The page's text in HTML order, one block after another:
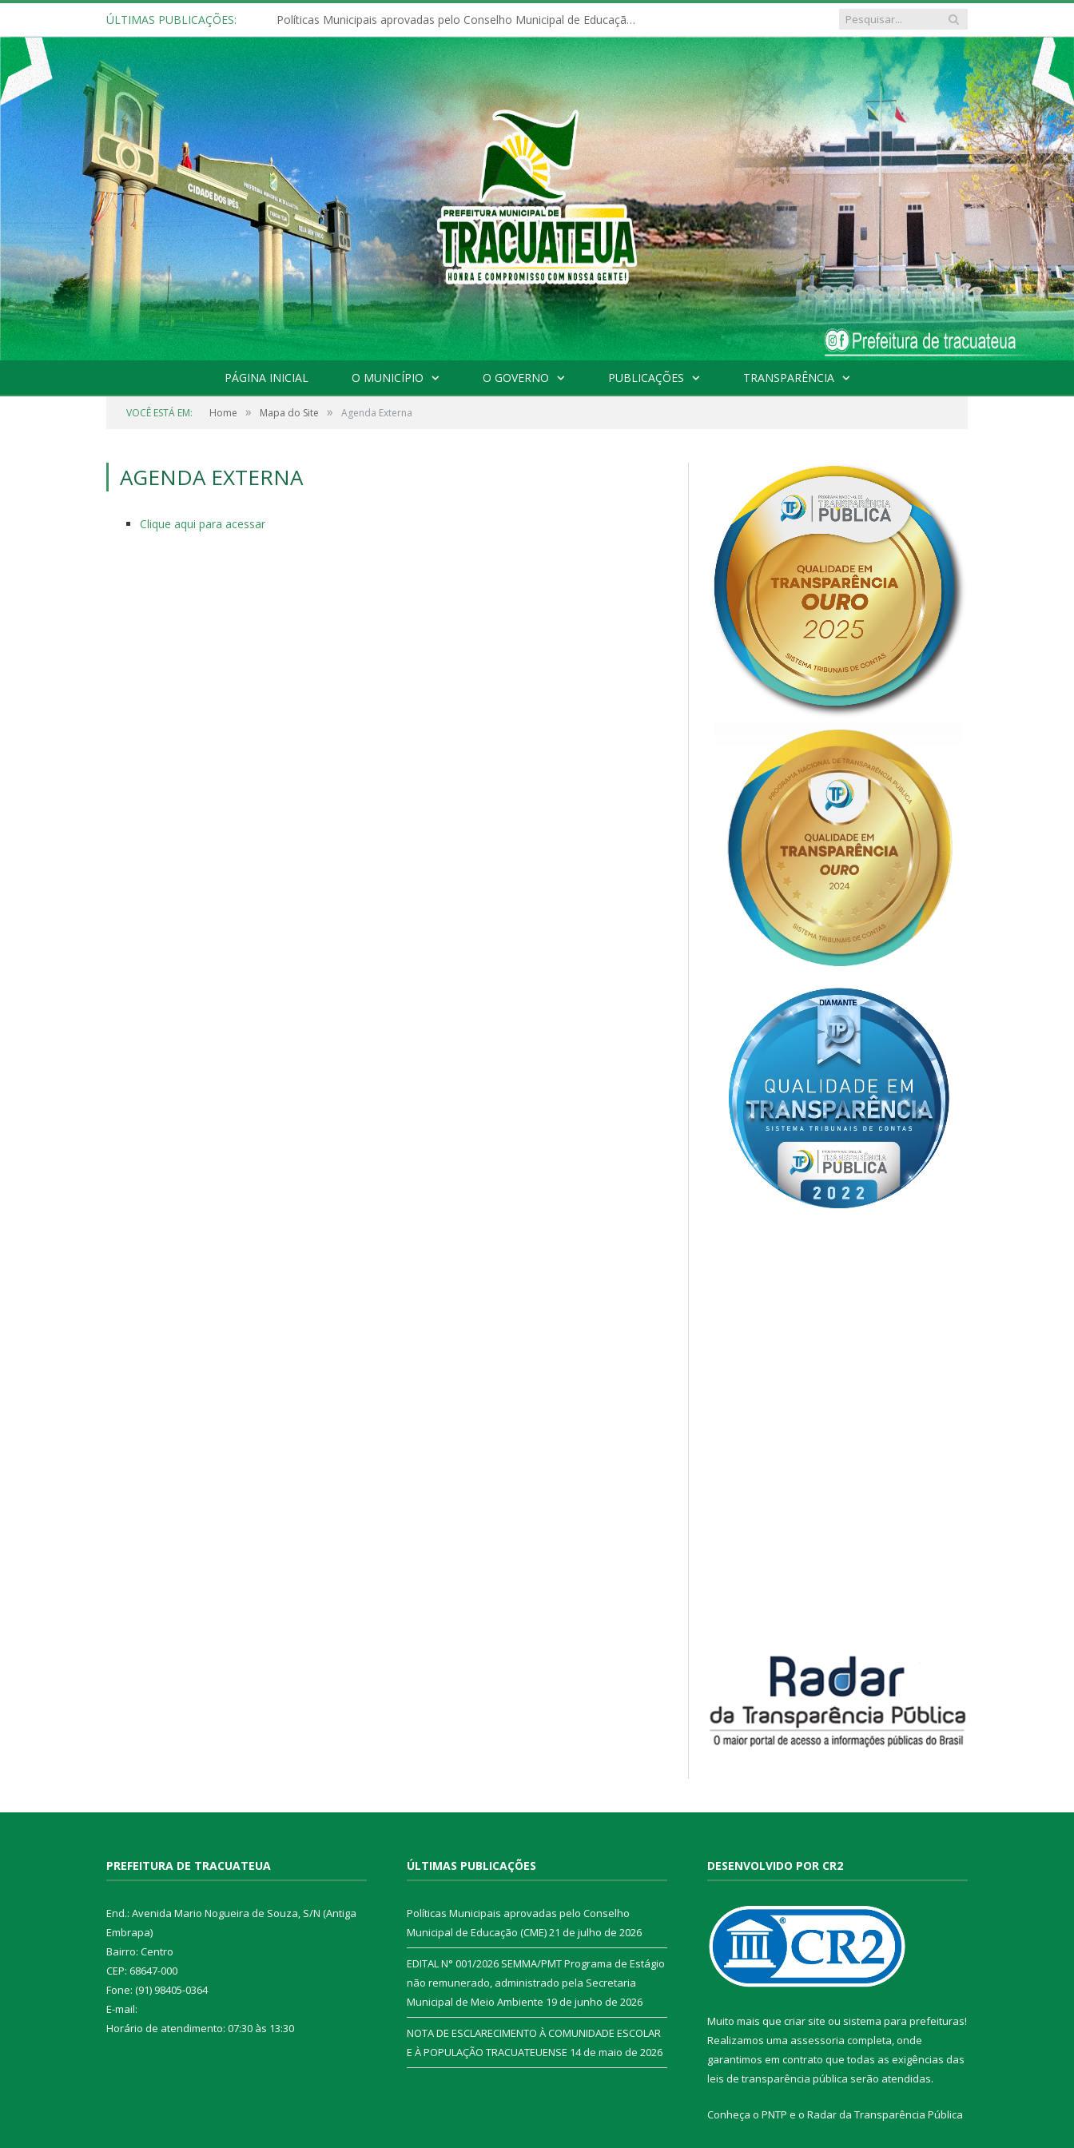
ÚLTIMAS PUBLICAÇÕES: Políticas Municipais aprovadas pelo Conselho Municipal de Educação (CME)
PÁGINA INICIAL O MUNICÍPIO O GOVERNO PUBLICAÇÕES TRANSPARÊNCIA
VOCÊ ESTÁ EM: Home » Mapa do Site » Agenda Externa
AGENDA EXTERNA
Clique aqui para acessar
PREFEITURA DE TRACUATEUA
End.: Avenida Mario Nogueira de Souza, S/N (Antiga
Embrapa)
Bairro: Centro
CEP: 68647-000
Fone: (91) 98405-0364
E-mail:
Horário de atendimento: 07:30 às 13:30
ÚLTIMAS PUBLICAÇÕES
Políticas Municipais aprovadas pelo Conselho
Municipal de Educação (CME)21 de julho de 2026
EDITAL N° 001/2026 SEMMA/PMT Programa de Estágio
não remunerado, administrado pela Secretaria
Municipal de Meio Ambiente 19 de junho de 2026
NOTA DE ESCLARECIMENTO À COMUNIDADE ESCOLAR
E À POPULAÇÃO TRACUATEUENSE 14 de maio de 2026
DESENVOLVIDO POR CR2
Muito mais que criar site ou sistema para prefeituras!
Realizamos uma assessoria completa, onde
garantimos em contrato que todas as exigências das
leis de transparência pública serão atendidas.
Conheça o PNTP e o Radar da Transparência Pública